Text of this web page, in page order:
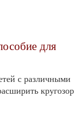
для
с различными
кругозор